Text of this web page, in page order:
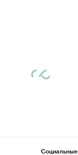
Социальные